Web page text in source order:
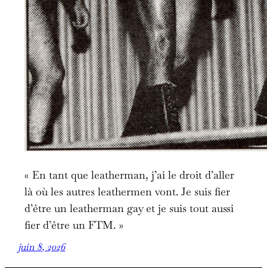
« En tant que leatherman, j’ai le droit d’aller
là où les autres leathermen vont. Je suis fier
d’être un leatherman gay et je suis tout aussi
fier d’être un FTM. »
juin 8, 2026